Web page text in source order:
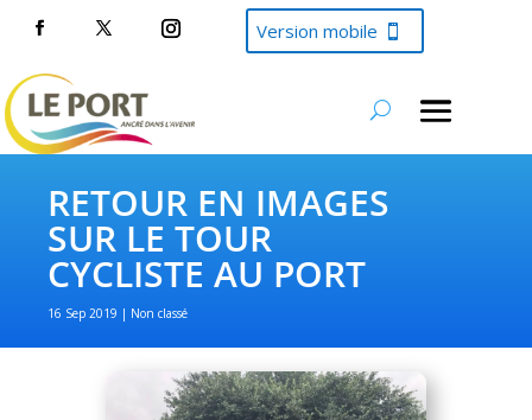
Version mobile
RETOUR EN IMAGES
SUR LE TOUR
CYCLISTE AU PORT
16 Sep 2019 Non classé